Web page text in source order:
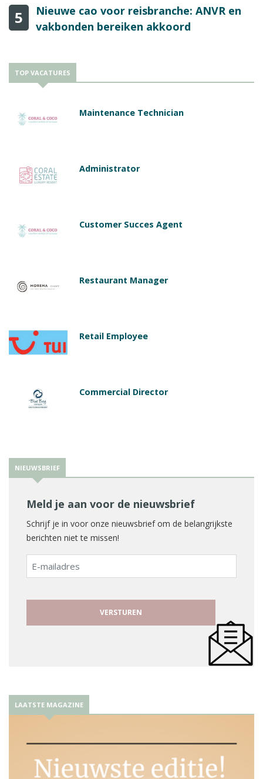
5
Nieuwe cao voor reisbranche: ANVR en
vakbonden bereiken akkoord
TOP VACATURES
Maintenance Technician
Administrator
Customer Succes Agent
Restaurant Manager
Retail Employee
Commercial Director
NIEUWSBRIEF
Meld je aan voor de nieuwsbrief
Schrijf je in voor onze nieuwsbrief om de belangrijkste
berichten niet te missen!
E-
mailadres
LAATSTE MAGAZINE